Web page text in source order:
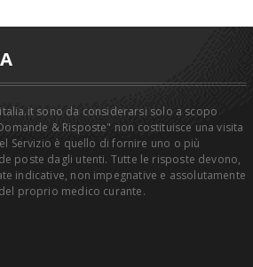
sono da considerarsi solo a scopo
& Risposte" non costituisce una visita
Servizio è quello di fornire uno o più
poste dagli utenti. Tutte le risposte devono,
indicative, non impegnative e assolutamente
proprio medico curante.